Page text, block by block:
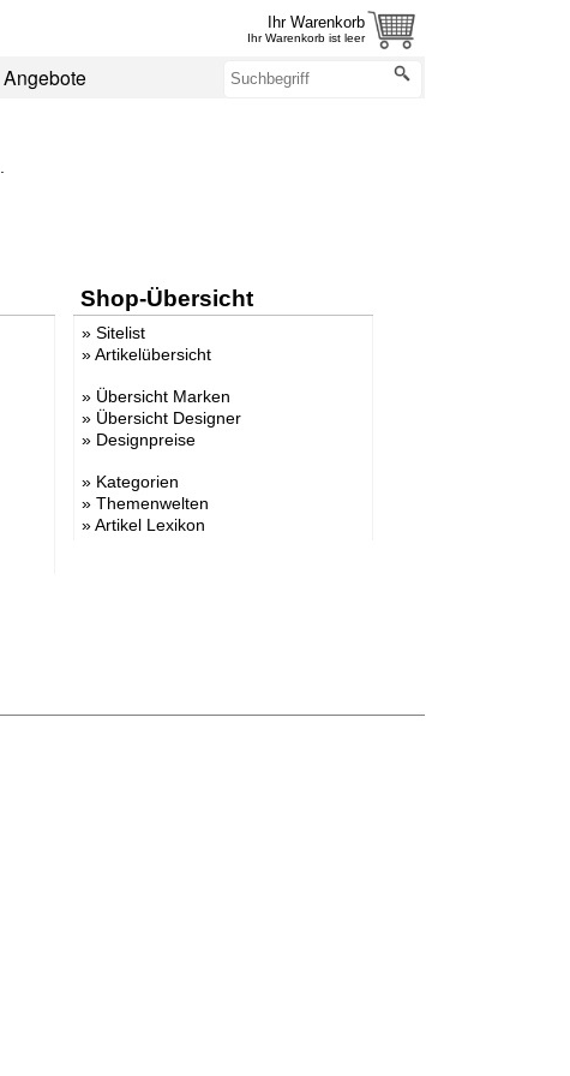
Ihr Warenkorb
Ihr Warenkorb ist leer
Angebote
Shop-Übersicht
» Sitelist
»Artikelübersicht
» Übersicht Marken
» Übersicht Designer
» Designpreise
» Kategorien
» Themenwelten
»Artikel Lexikon